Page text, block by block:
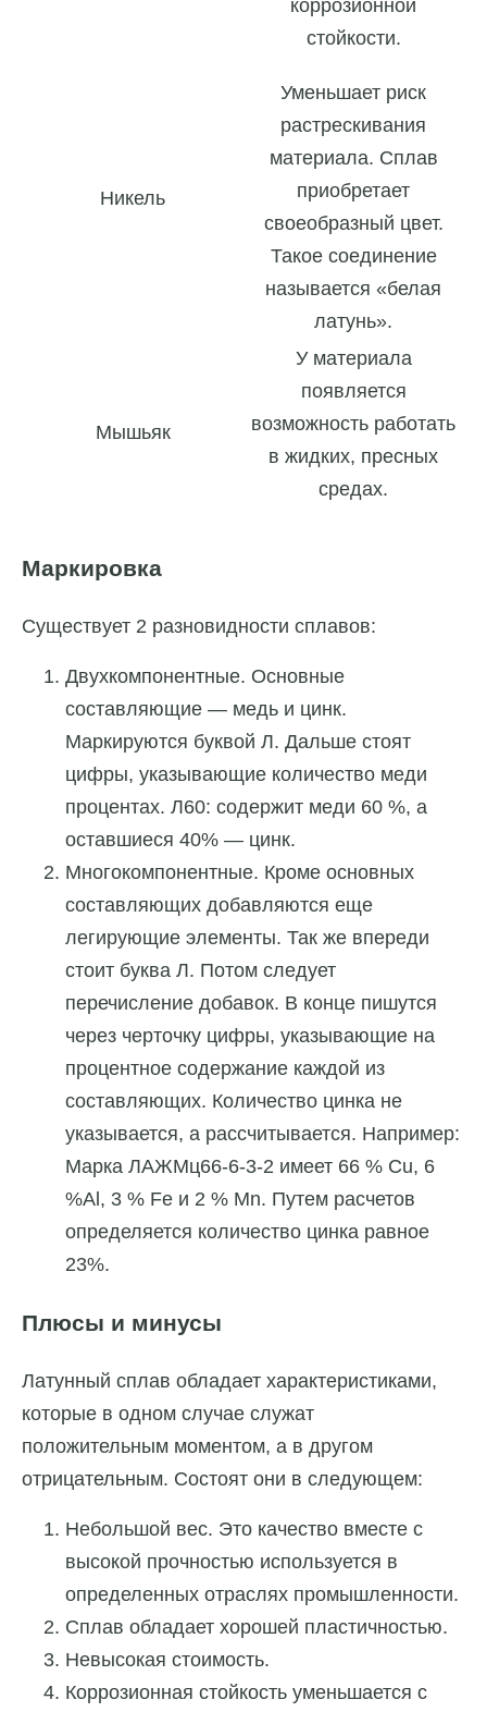
коррозионной
стойкости.
Никель
Уменьшает риск
растрескивания
материала. Сплав
приобретает
своеобразный цвет.
Такое соединение
называется «белая
латунь».
Мышьяк
У материала
появляется
возможность работать
в жидких, пресных
средах.
Маркировка
Существует 2 разновидности сплавов:
Двухкомпонентные. Основные
составляющие — медь и цинк.
Маркируются буквой Л. Дальше стоят
цифры, указывающие количество меди
процентах. Л60: содержит меди 60 %, а
оставшиеся 40% — цинк.
Многокомпонентные. Кроме основных
составляющих добавляются еще
легирующие элементы. Так же впереди
стоит буква Л. Потом следует
перечисление добавок. В конце пишутся
через черточку цифры, указывающие на
процентное содержание каждой из
составляющих. Количество цинка не
указывается, а рассчитывается. Например:
Марка ЛАЖМц66-6-3-2 имеет 66 % Cu, 6
%Al, 3 % Fe и 2 % Mn. Путем расчетов
определяется количество цинка равное
23%.
Плюсы и минусы
Латунный сплав обладает характеристиками,
которые в одном случае служат
положительным моментом, а в другом
отрицательным. Состоят они в следующем:
Небольшой вес. Это качество вместе с
высокой прочностью используется в
определенных отраслях промышленности.
Сплав обладает хорошей пластичностью.
Невысокая стоимость.
Коррозионная стойкость уменьшается с